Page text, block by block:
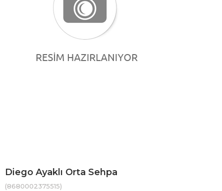
Diego Ayaklı Orta Sehpa
(8680002375515)